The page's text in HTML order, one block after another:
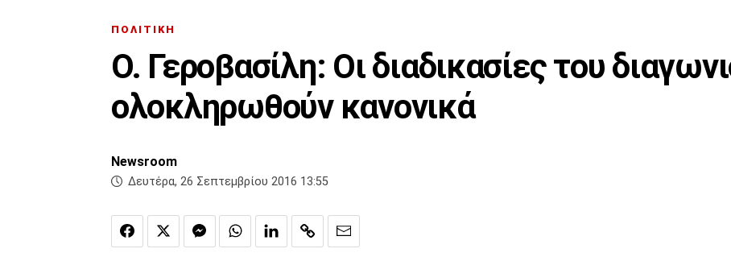
ΠΟΛΙΤΙΚΗ
Ο. Γεροβασίλη: Οι διαδικασίες του
ολοκληρωθούν κανονικά
Newsroom
Δευτέρα, 26 Σεπτεμβρίου 2016 13:55